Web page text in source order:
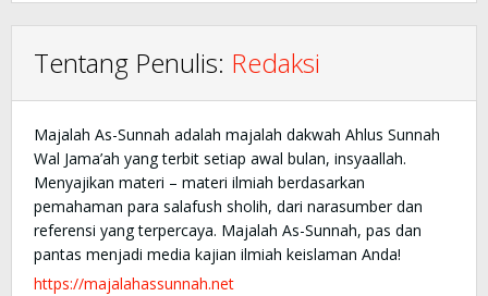
Tentang Penulis: Redaksi
Majalah As-Sunnah adalah majalah dakwah Ahlus Sunnah
Wal Jama’ah yang terbit setiap awal bulan, insyaallah.
Menyajikan materi – materi ilmiah berdasarkan
pemahaman para salafush sholih, dari narasumber dan
referensi yang terpercaya. Majalah As-Sunnah, pas dan
pantas menjadi media kajian ilmiah keislaman Anda!
https://majalahassunnah.net